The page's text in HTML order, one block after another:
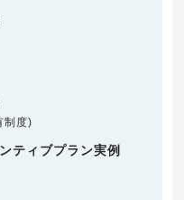
制度)
ティブプラン実例